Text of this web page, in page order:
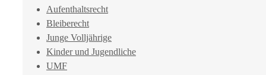
Aufenthaltsrecht
Bleiberecht
Junge Volljährige
Kinder und Jugendliche
UMF